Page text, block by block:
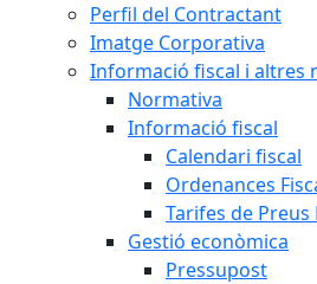
Perfil del Contractant
Imatge Corporativa
Informació fiscal i altres
Normativa
Informació fiscal
Calendari fiscal
Ordenances
Tarifes de Preus
Gestió econòmica
Pressupost